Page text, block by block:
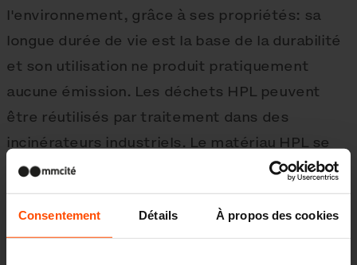
Consentement Détails À propos des cookies
l'environnement, grâce à ses propriétés: sa
longue durée de vie est la base de la durabilité
et son utilisation ne produit pratiquement
aucune émission. Les déchets HPL peuvent
être réutilisés par traitement dans des
incinérateurs industriels. Le matériau HPL se
compose principalement de cellulose naturelle
et de résines et peut donc être facilement
éliminé.